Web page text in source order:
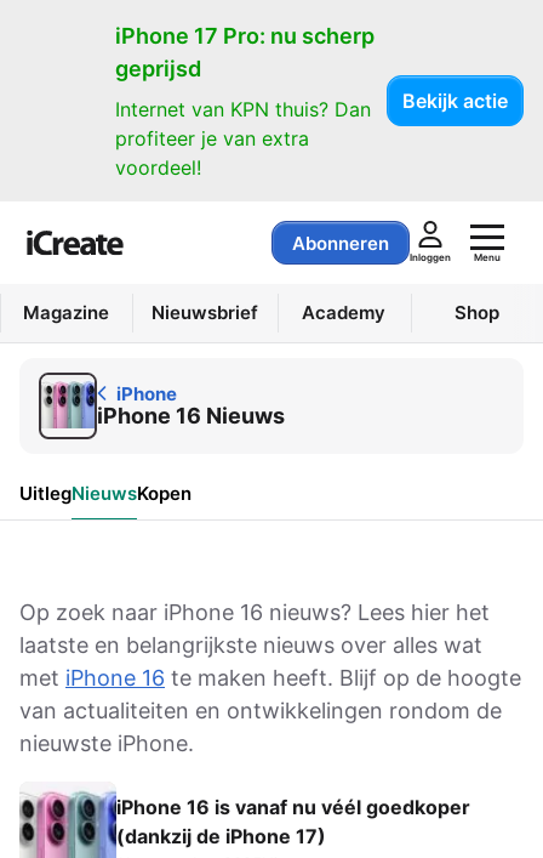
iPhone 17 Pro: nu scherp
geprijsd
Internet van KPN thuis? Dan
profiteer je van extra
voordeel!
Bekijk actie
Abonneren
Inloggen Menu
Magazine Nieuwsbrief Academy Shop
iPhone
iPhone 16 Nieuws
UitlegNieuwsKopen
Op zoek naar iPhone 16 nieuws? Lees hier het
laatste en belangrijkste nieuws over alles wat
met iPhone 16 te maken heeft. Blijf op de hoogte
van actualiteiten en ontwikkelingen rondom de
nieuwste iPhone.
iPhone 16 is vanaf nu véél goedkoper
(dankzij de iPhone 17)